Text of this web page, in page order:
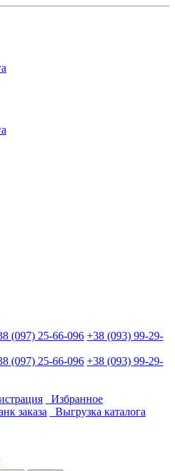
(097) 25-66-096 +38 (093) 99-29-
(097) 25-66-096 +38 (093) 99-29-
Избранное
заказа
Выгрузка каталога